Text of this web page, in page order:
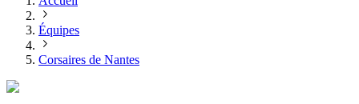
Équipes
Corsaires de Nantes